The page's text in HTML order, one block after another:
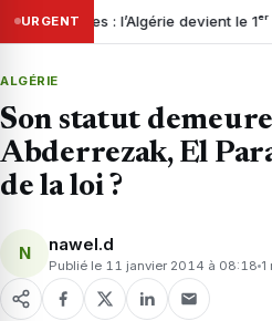
URGENT: l’Algérie devient le 1ᵉʳ
ALGÉRIE
Son statut
Abderrezak, El
de la loi ?
N nawel.d
Publié le 11 janvier 2014 à 08:18 1